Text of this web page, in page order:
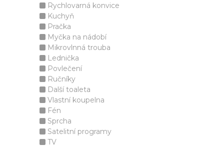
Rychlovarná konvice
Kuchyň
Pračka
Myčka na nádobí
Mikrovlnná trouba
Lednička
Povlečení
Ručníky
Další toaleta
Vlastní koupelna
Fén
Sprcha
Satelitní programy
TV